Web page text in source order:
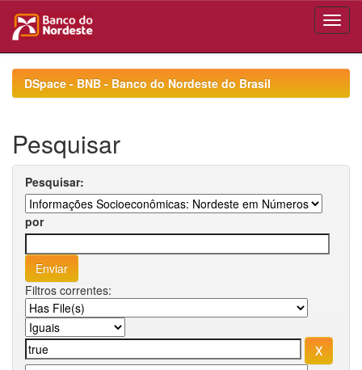
navigationDSpace - BNB - Banco do Nordeste do Brasil
Pesquisar
Pesquisar:
por
Filtros correntes: